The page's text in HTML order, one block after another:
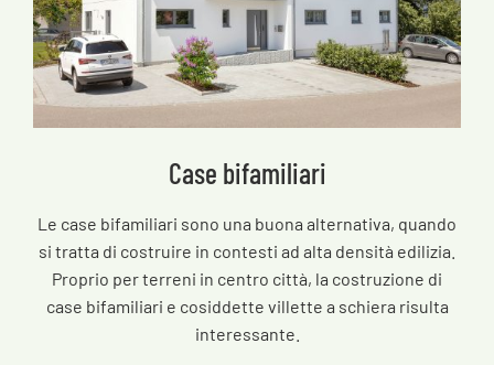
Case bifamiliari
Le case bifamiliari sono una buona alternativa, quando
si tratta di costruire in contesti ad alta densità edilizia.
Proprio per terreni in centro città, la costruzione di
case bifamiliari e cosiddette villette a schiera risulta
interessante.